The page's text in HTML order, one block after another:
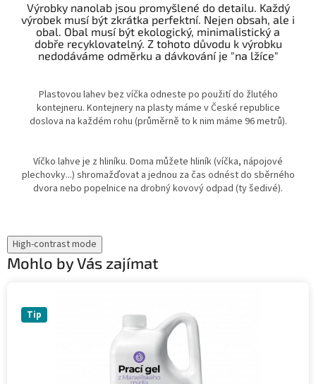
Výrobky nanolab jsou promyšlené do detailu. Každý
výrobek musí být zkrátka perfektní. Nejen obsah, ale i
obal. Obal musí být ekologický, minimalistický a
dobře recyklovatelný. Z tohoto důvodu k výrobku
nedodáváme odměrku a dávkování je "na lžíce"
Plastovou lahev bez víčka odneste po použití do žlutého
kontejneru. Kontejnery na plasty máme v České republice
doslova na každém rohu (průměrně to k nim máme 96 metrů).
Víčko lahve je z hliníku. Doma můžete hliník (víčka, nápojové
plechovky...) shromažďovat a jednou za čas odnést do sběrného
dvora nebo popelnice na drobný kovový odpad (ty šedivé).
High-contrast mode
Mohlo by Vás zajímat
Tip